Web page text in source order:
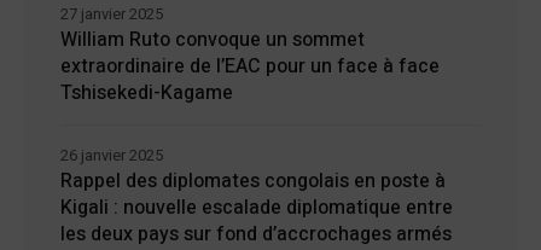
William Ruto convoque un sommet
extraordinaire de l’EAC pour un face à face
Tshisekedi-Kagame
27 janvier 2025
Rappel des diplomates congolais en poste à
Kigali : nouvelle escalade diplomatique entre
les deux pays sur fond d’accrochages armés
26 janvier 2025